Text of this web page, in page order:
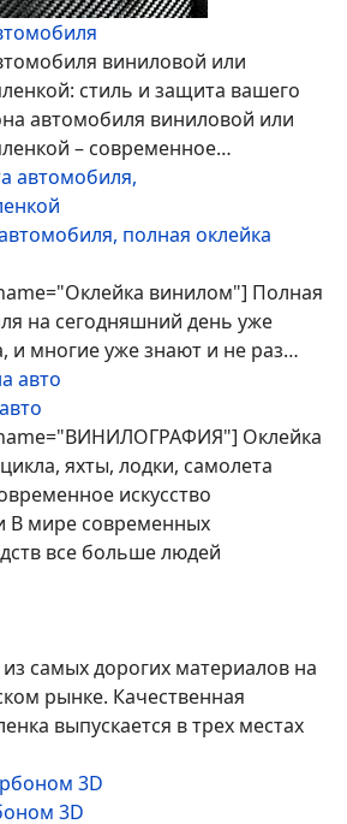
виниловой или
стиль и защита вашего
автомобиля виниловой или
– современное…
полная оклейка
винилом"] Полная
на сегодняшний день уже
и многие уже знают и не раз…
Оклейка
яхты, лодки, самолета
искусство
В мире современных
все больше людей
самых дорогих материалов на
рынке. Качественная
выпускается в трех местах
3D